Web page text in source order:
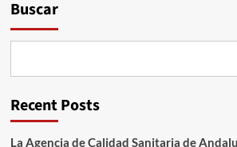
Buscar
Recent Posts
La Agencia de Calidad Sanitaria de